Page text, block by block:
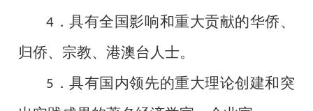
4 ．具有全国影响和重大贡献的华侨、
归侨、宗教、港澳台人士。
5 ．具有国内领先的重大理论创建和突